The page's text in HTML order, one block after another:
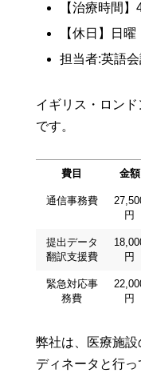
【治療時間
【休日】日曜
担当者:英語
イギリス・ロン
です。
費目 金額
通信事務費
円
提出データ
翻訳支援費
円
緊急対応事
務費
円
弊社は、医療施
ディネータと行っ